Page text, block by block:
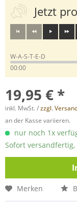
Jetzt
W-A-S-T-E-D
00:00
19,95 € *
inkl. MwSt. /zzgl.
an der Kasse variieren.
nur noch 1x
Sofort
Merken